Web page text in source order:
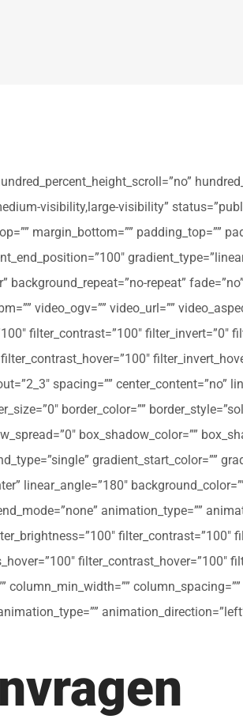
visibility,large-visibility”
margin_bottom=”” padding_top=””
repeat”
video_ogv=”” video_url=””
filter_contrast=”100″ filter_invert=”0″
spacing=”” center_content=”no”
border_color=””
box_shadow_color=””
gradient_start_color=””
linear_angle=”180″
animation_type=””
filter_contrast=”100″
filter_contrast_hover=”100″